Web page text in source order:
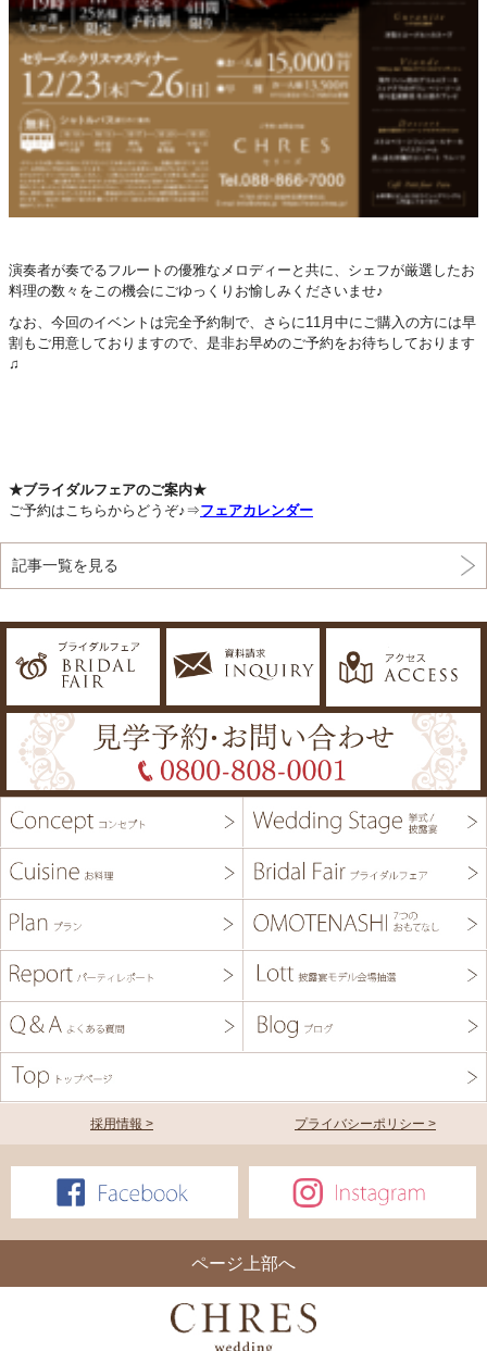
演奏者が奏でるフルートの優雅なメロディーと共に、シェフが厳選したお
料理の数々をこの機会にごゆっくりお愉しみくださいませ♪
なお、今回のイベントは完全予約制で、さらに11月中にご購入の方には早
割もご用意しておりますので、是非お早めのご予約をお待ちしております
♫
★ブライダルフェアのご案内★
ご予約はこちらからどうぞ♪⇒フェアカレンダー
記事一覧を見る
採用情報 > プライバシーポリシー >
ページ上部へ